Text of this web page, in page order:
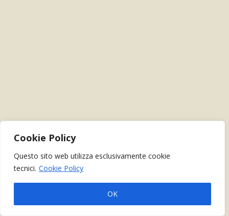
Cookie Policy
Questo sito web utilizza esclusivamente cookie
tecnici. Cookie Policy
OK